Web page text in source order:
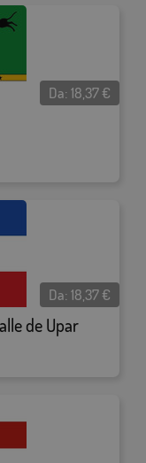
Da:18,37€
de Upar
Da:18,37€